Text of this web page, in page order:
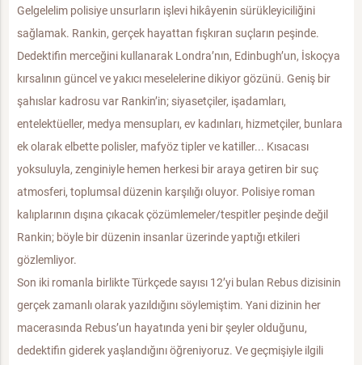
Gelgelelim polisiye unsurların işlevi hikâyenin sürükleyiciliğini
sağlamak. Rankin, gerçek hayattan fışkıran suçların peşinde.
Dedektifin merceğini kullanarak Londra’nın, Edinbugh’un, İskoçya
kırsalının güncel ve yakıcı meselelerine dikiyor gözünü. Geniş bir
şahıslar kadrosu var Rankin’in; siyasetçiler, işadamları,
entelektüeller, medya mensupları, ev kadınları, hizmetçiler, bunlara
ek olarak elbette polisler, mafyöz tipler ve katiller... Kısacası
yoksuluyla, zenginiyle hemen herkesi bir araya getiren bir suç
atmosferi, toplumsal düzenin karşılığı oluyor. Polisiye roman
kalıplarının dışına çıkacak çözümlemeler/tespitler peşinde değil
Rankin; böyle bir düzenin insanlar üzerinde yaptığı etkileri
gözlemliyor.
Son iki romanla birlikte Türkçede sayısı 12’yi bulan Rebus dizisinin
gerçek zamanlı olarak yazıldığını söylemiştim. Yani dizinin her
macerasında Rebus’un hayatında yeni bir şeyler olduğunu,
dedektifin giderek yaşlandığını öğreniyoruz. Ve geçmişiyle ilgili